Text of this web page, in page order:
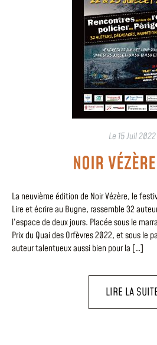
Le 15 Juil 2022
NOIR
La neuvième édition de Noir Vézère, le
Lire et écrire au Bugne, rassemble 32
l’espace de deux jours. Placée sous le
Prix du Quai des Orfèvres 2022, et sous le
auteur talentueux aussi bien pour la […]
LIRE LA